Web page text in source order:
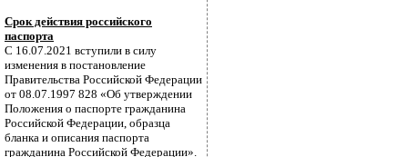
Срок действия российского
паспорта
С 16.07.2021 вступили в силу
изменения в постановление
Правительства Российской Федерации
от 08.07.1997 828 «Об утверждении
Положения о паспорте гражданина
Российской Федерации, образца
бланка и описания паспорта
гражданина Российской Федерации».